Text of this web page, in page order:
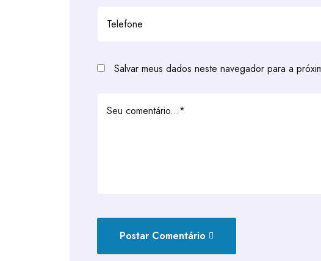
Salvar meus dados neste navegador para a
Postar Comentário